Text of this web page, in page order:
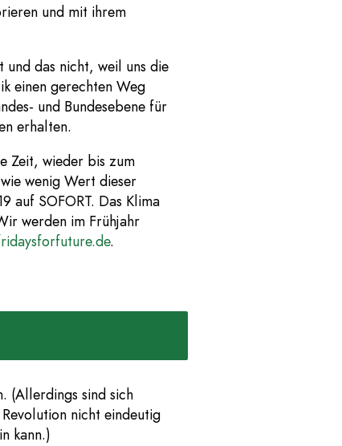
und mit ihrem
das nicht, weil uns die
einen gerechten Weg
und Bundesebene für
erhalten.
Zeit, wieder bis zum
wenig Wert dieser
auf SOFORT. Das Klima
werden im Frühjahr
.
(Allerdings sind sich
nicht eindeutig
kann.)